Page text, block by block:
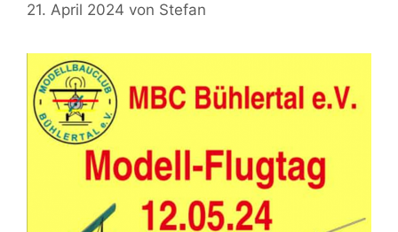
21. April 2024 von Stefan